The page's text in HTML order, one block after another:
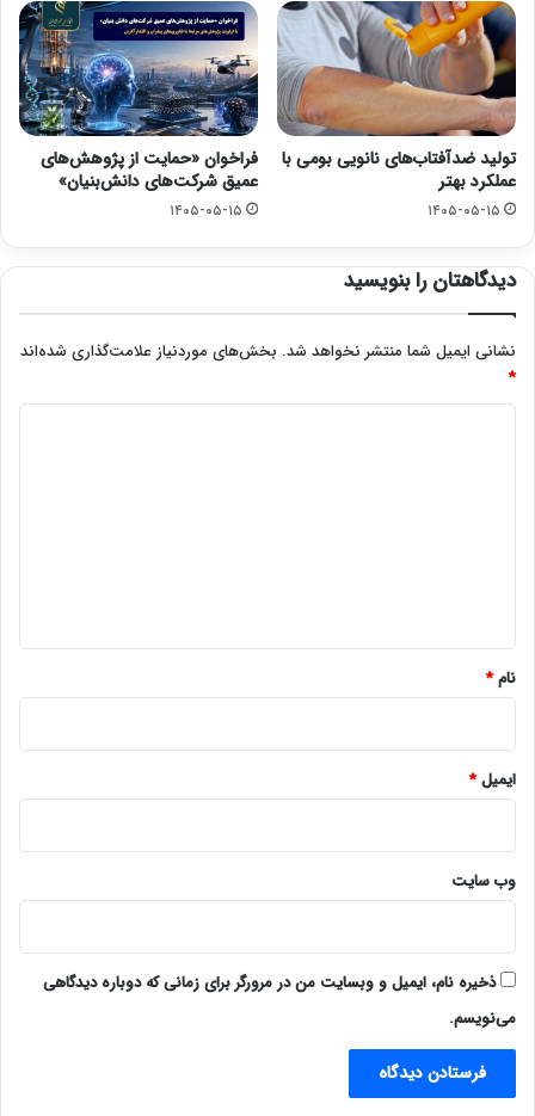
تولید ضدآفتاب‌های نانویی بومی با
عملکرد بهتر
۱۴۰۵-۰۵-۱۵
فراخوان «حمایت از پژوهش‌های
عمیق شرکت‌های دانش‌بنیان»
۱۴۰۵-۰۵-۱۵
دیدگاهتان را بنویسید
نشانی ایمیل شما منتشر نخواهد شد. بخش‌های موردنیاز علامت‌گذاری شده‌اند
*
نام*
ایمیل*
وب‌ سایت
ذخیره نام، ایمیل و وبسایت من در مرورگر برای زمانی که دوباره دیدگاهی
می‌نویسم.